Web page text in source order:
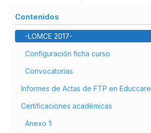
Contenidos
-LOMCE 2017-
Configuración ficha curso
Convocatorias
Informes de Actas de FTP en Educcare
Certificaciones académicas
Anexo 1: